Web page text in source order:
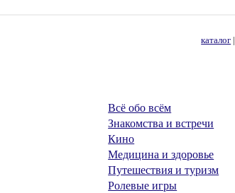
каталог
Всё обо всём
Знакомства и встречи
Кино
Медицина и здоровье
Путешествия и туризм
Ролевые игры